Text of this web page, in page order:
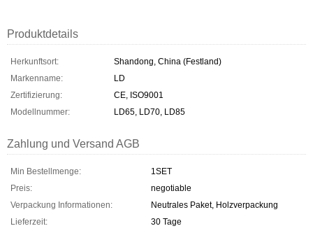
Produktdetails
Herkunftsort:
Shandong, China (Festland)
Markenname:
LD
Zertifizierung:
CE, ISO9001
Modellnummer:
LD65, LD70, LD85
Zahlung und Versand AGB
Min Bestellmenge:
1SET
Preis:
negotiable
Verpackung Informationen:
Neutrales Paket, Holzverpackung
Lieferzeit:
30 Tage